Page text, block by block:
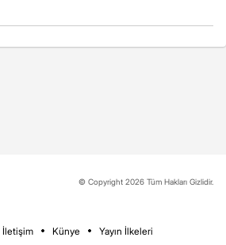
© Copyright 2026 Tüm Hakları Gizlidir.
İletişim Künye Yayın İlkeleri